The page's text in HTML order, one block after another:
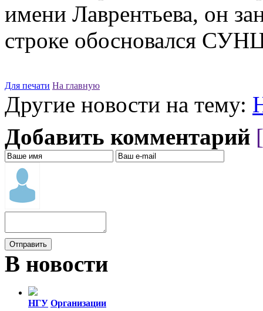
имени Лаврентьева, он
строке обосновался
Для печати На главную
Другие новости на тему:
Добавить комментарий
В новости
НГУ Организации